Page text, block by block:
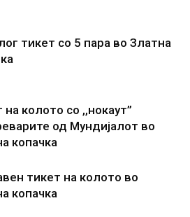
тикет со 5 пара во Златна
на колото со ,,нокаут”
од Мундијалот во
копачка
тикет на колото во
копачка